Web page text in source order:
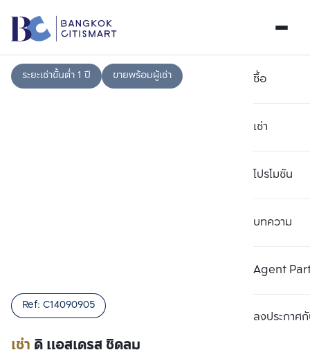
ซื้อ
เช่า
โปรโมชัน
บทความ
Agent
ลงประกาศกั
ระยะเช่าขั้นต่ำ 1 ปี ขายพร้อมผู้เช่า
เช่า ดิ แอสเดรส ชิดลม
Ref: C14090905 เปรียบเทียบ